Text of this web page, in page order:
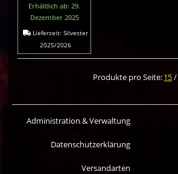
Erhältlich ab: 29.
Dezember 2025
Lieferzeit:Silvester
2025/2026
Produkte pro Seite:15/
Administration & Verwaltung
Datenschutzerklärung
Versandarten